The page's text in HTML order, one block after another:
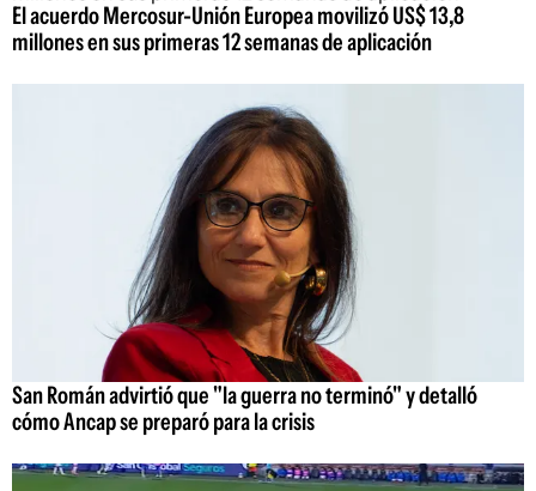
El acuerdo Mercosur-Unión Europea movilizó US$ 13,8
millones en sus primeras 12 semanas de aplicación
San Román advirtió que "la guerra no terminó" y detalló
cómo Ancap se preparó para la crisis